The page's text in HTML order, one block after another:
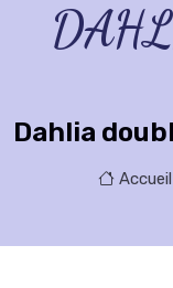
Dahlia
Accueil